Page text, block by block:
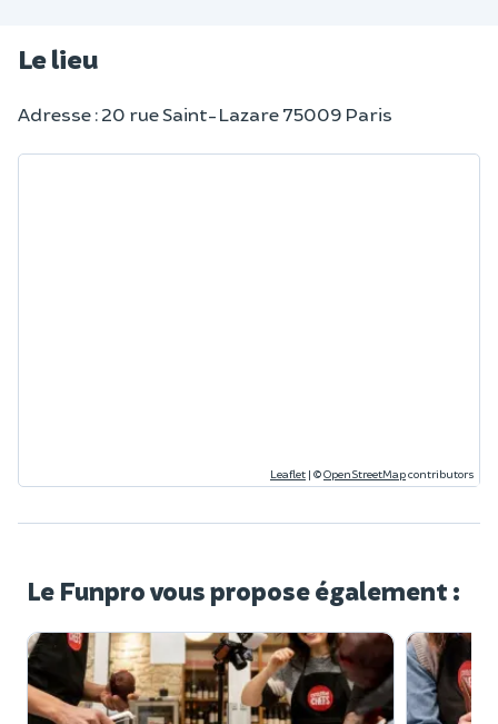
Le lieu
Adresse : 20 rue Saint-Lazare 75009 Paris
Leaflet | ©OpenStreetMapcontributors
Le Funpro vous propose également :